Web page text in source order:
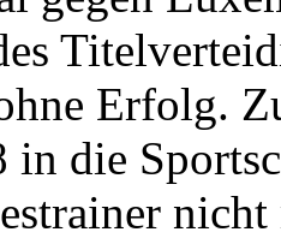
Erfolg.
in die